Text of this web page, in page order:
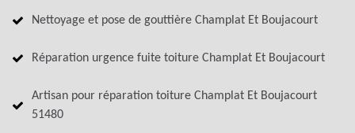
Nettoyage et pose de gouttière Champlat Et Boujacourt
Réparation urgence fuite toiture Champlat Et Boujacourt
Artisan pour réparation toiture Champlat Et Boujacourt
51480